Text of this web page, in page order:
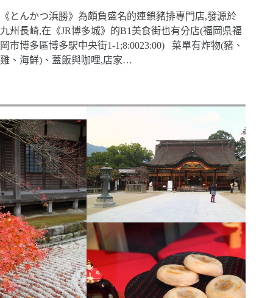
《とんかつ浜勝》為頗負盛名的連鎖豬排專門店,發源於
九州長崎,在《JR博多城》的B1美食街也有分店(福岡県福
岡市博多區博多駅中央街1-1;8:0023:00) 菜單有炸物(豬、
雞、海鮮)、蓋飯與咖哩,店家…